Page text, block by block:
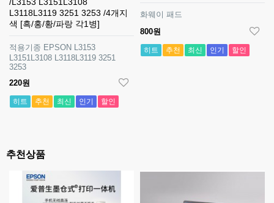
L3118L3119 3251 3253 /4개지
색 [흑/홍/황/파랑 각1병]
적용기종 EPSON L3153
L3151L3108 L3118L3119 3251
3253
220원
히트 추천 최신 인기 할인
화웨이 패드
800원
히트 추천 최신 인기 할인
추천상품